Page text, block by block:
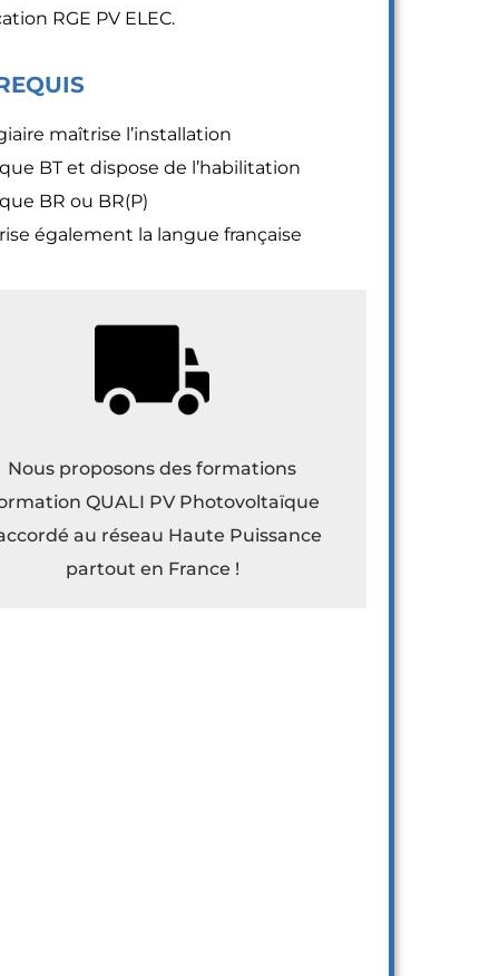
RGE PV ELEC.
maîtrise l’installation
BT et dispose de l’habilitation
BR ou BR(P)
également la langue française
Nous proposons des formations
QUALI PV Photovoltaïque
au réseau Haute Puissance
partout en France !